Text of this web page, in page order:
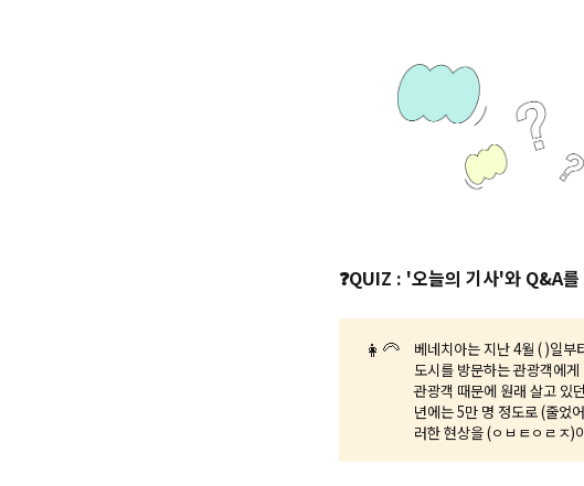
❓QUIZ : '오늘의 기사'와 Q&A
👩‍🦳
베네치아는 지난 4월 ( )일
도시를 방문하는 관광객에
관광객 때문에 원래 살고 있
년에는 5만 명 정도로 (줄었
러한 현상을 (ㅇㅂㅌㅇㄹㅈ)